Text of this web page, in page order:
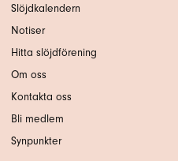
Slöjdkalendern
Notiser
Hitta slöjdförening
Om oss
Kontakta oss
Bli medlem
Synpunkter